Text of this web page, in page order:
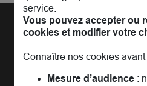
Découvrir la MAIF
L'Entreprise
Pages les plus consultées
Assurance auto
Nos conseils
service.
Vous pouvez accepter ou
cookies et modifier votre
Connaître nos cookies
Mesure d’audience: